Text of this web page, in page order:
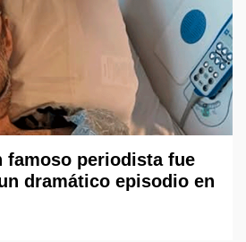
famoso periodista fue
dramático episodio en